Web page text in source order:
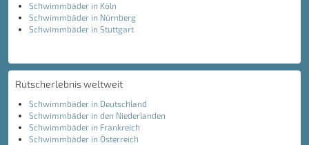
Schwimmbäder in Köln
Schwimmbäder in Nürnberg
Schwimmbäder in Stuttgart
Rutscherlebnis weltweit
Schwimmbäder in Deutschland
Schwimmbäder in den Niederlanden
Schwimmbäder in Frankreich
Schwimmbäder in Österreich